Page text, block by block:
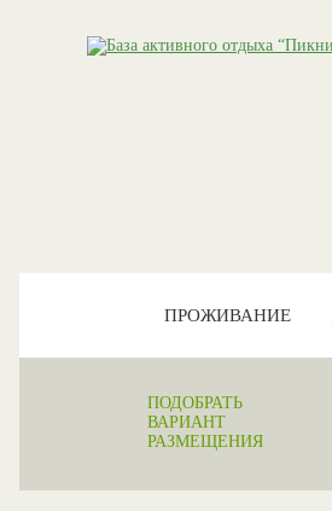
ПРОЖИВАНИЕ
ПОДОБРАТЬ
ВАРИАНТ
РАЗМЕЩЕНИЯ